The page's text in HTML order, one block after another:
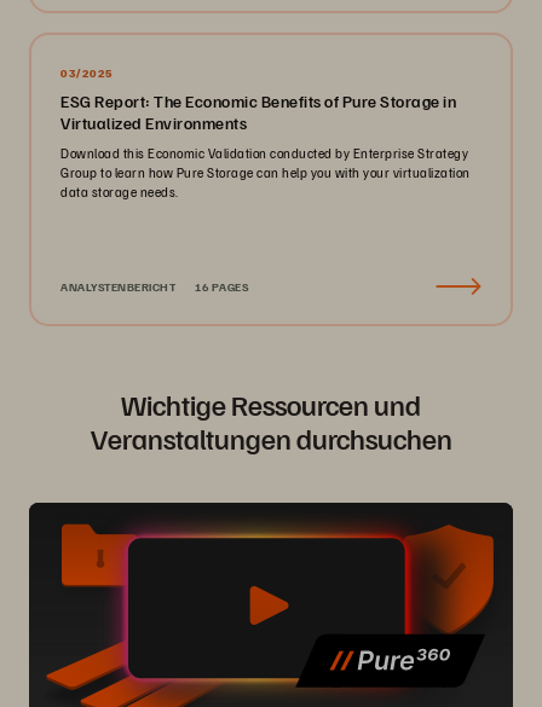
03/2025
ESG Report: The Economic Benefits of Pure Storage in
Virtualized Environments
Download this Economic Validation conducted by Enterprise Strategy
Group to learn how Pure Storage can help you with your virtualization
data storage needs.
ANALYSTENBERICHT 16 PAGES
Wichtige Ressourcen und
Veranstaltungen durchsuchen